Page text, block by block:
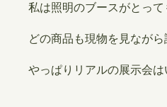
私は照明のブースがとって
どの商品も現物を見なが
やっぱりリアルの展示会は